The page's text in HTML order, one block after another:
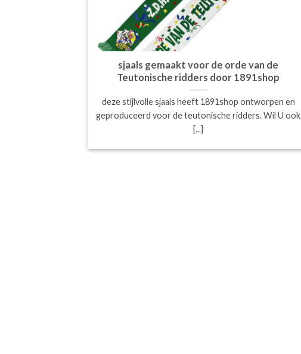
sjaals gemaakt voor de orde van de
Teutonische ridders door 1891shop
deze stijlvolle sjaals heeft 1891shop ontworpen en
geproduceerd voor de teutonische ridders. Wil U ook
[...]